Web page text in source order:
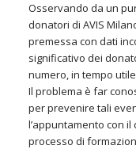
Osservando da un
donatori di AVIS
premessa con dati
significativo dei
numero, in tempo
Il problema è far
per prevenire tali
l’appuntamento con
processo di